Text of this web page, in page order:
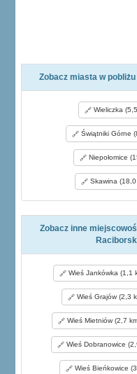
Zobacz miasta w
Wieliczka
Świątniki Górne
Niepołomice
Skawina (18,0
Zobacz inne
Wieś Jankówka (1,1
Wieś Grajów (2,3
Wieś Mietniów (2,7
Wieś Dobranowice
Wieś Bieńkowice